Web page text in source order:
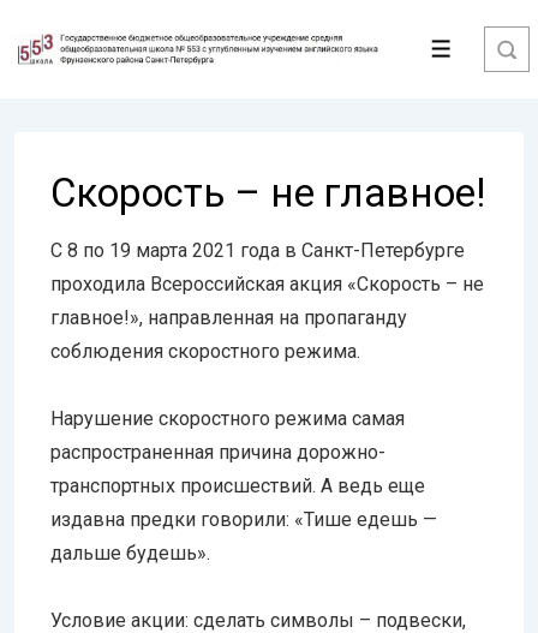
Перейти
Меню
Скорость – не главное!
С 8 по 19 марта 2021 года в Санкт-Петербурге
проходила Всероссийская акция «Скорость – не
главное!», направленная на пропаганду
соблюдения скоростного режима.
Нарушение скоростного режима самая
распространенная причина дорожно-
транспортных происшествий. А ведь еще
издавна предки говорили: «Тише едешь —
дальше будешь».
Условие акции: сделать символы – подвески,